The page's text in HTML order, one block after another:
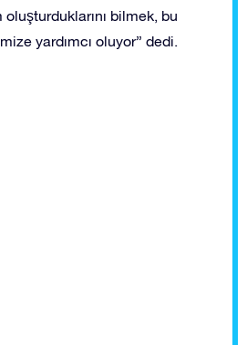
bilmek, bu
yardımcı oluyor” dedi.